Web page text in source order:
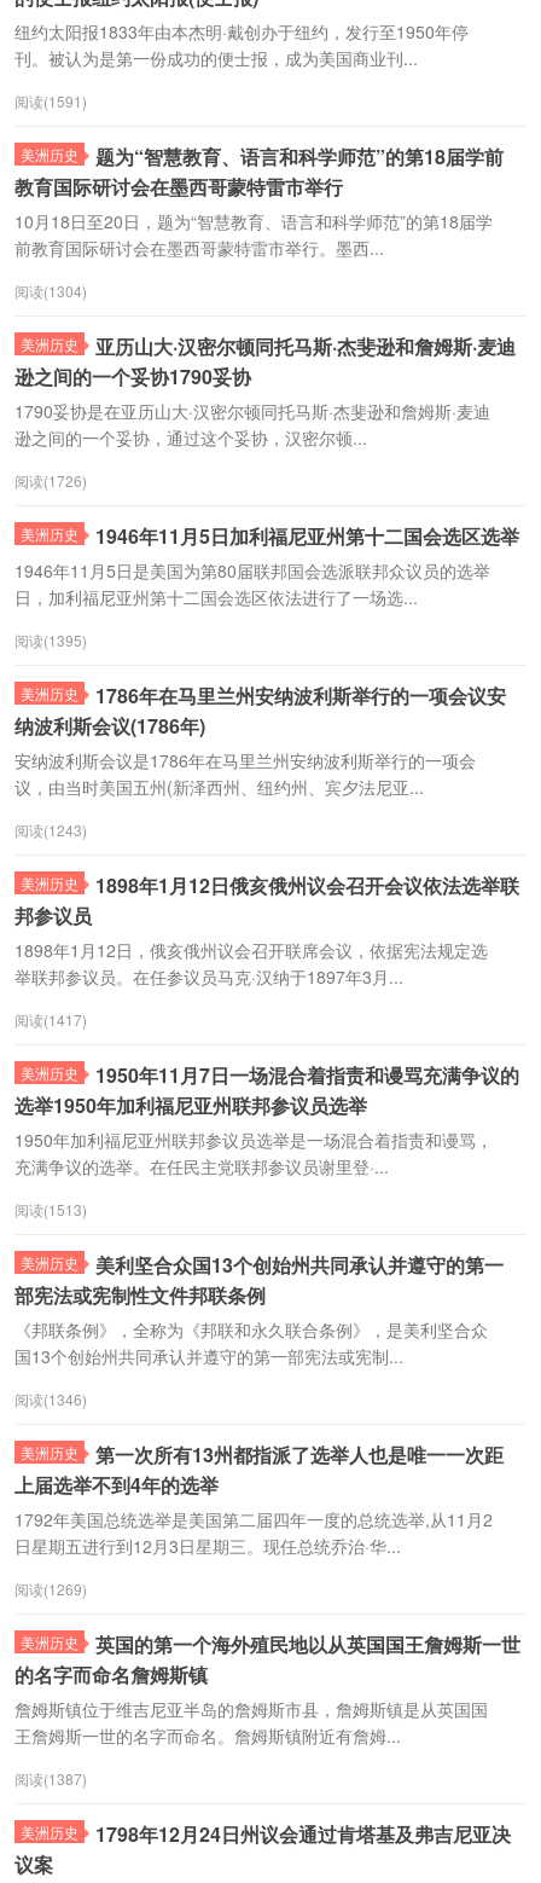
纽约太阳报1833年由本杰明·戴创办于纽约，发行至1950年停
刊。被认为是第一份成功的便士报，成为美国商业刊...
阅读(1591)
美洲历史
题为“智慧教育、语言和科学师范”的第18届学前
教育国际研讨会在墨西哥蒙特雷市举行
10月18日至20日，题为“智慧教育、语言和科学师范”的第18届学
前教育国际研讨会在墨西哥蒙特雷市举行。墨西...
阅读(1304)
美洲历史
亚历山大·汉密尔顿同托马斯·杰斐逊和詹姆斯·麦迪
逊之间的一个妥协1790妥协
1790妥协是在亚历山大·汉密尔顿同托马斯·杰斐逊和詹姆斯·麦迪
逊之间的一个妥协，通过这个妥协，汉密尔顿...
阅读(1726)
美洲历史 1946年11月5日加利福尼亚州第十二国会选区选举
1946年11月5日是美国为第80届联邦国会选派联邦众议员的选举
日，加利福尼亚州第十二国会选区依法进行了一场选...
阅读(1395)
美洲历史
1786年在马里兰州安纳波利斯举行的一项会议安
纳波利斯会议(1786年)
安纳波利斯会议是1786年在马里兰州安纳波利斯举行的一项会
议，由当时美国五州(新泽西州、纽约州、宾夕法尼亚...
阅读(1243)
美洲历史
1898年1月12日俄亥俄州议会召开会议依法选举联
邦参议员
1898年1月12日，俄亥俄州议会召开联席会议，依据宪法规定选
举联邦参议员。在任参议员马克·汉纳于1897年3月...
阅读(1417)
美洲历史
1950年11月7日一场混合着指责和谩骂充满争议的
选举1950年加利福尼亚州联邦参议员选举
1950年加利福尼亚州联邦参议员选举是一场混合着指责和谩骂，
充满争议的选举。在任民主党联邦参议员谢里登·...
阅读(1513)
美洲历史
美利坚合众国13个创始州共同承认并遵守的第一
部宪法或宪制性文件邦联条例
《邦联条例》，全称为《邦联和永久联合条例》，是美利坚合众
国13个创始州共同承认并遵守的第一部宪法或宪制...
阅读(1346)
美洲历史
第一次所有13州都指派了选举人也是唯一一次距
上届选举不到4年的选举
1792年美国总统选举是美国第二届四年一度的总统选举,从11月2
日星期五进行到12月3日星期三。现任总统乔治·华...
阅读(1269)
美洲历史
英国的第一个海外殖民地以从英国国王詹姆斯一世
的名字而命名詹姆斯镇
詹姆斯镇位于维吉尼亚半岛的詹姆斯市县，詹姆斯镇是从英国国
王詹姆斯一世的名字而命名。詹姆斯镇附近有詹姆...
阅读(1387)
美洲历史
1798年12月24日州议会通过肯塔基及弗吉尼亚决
议案